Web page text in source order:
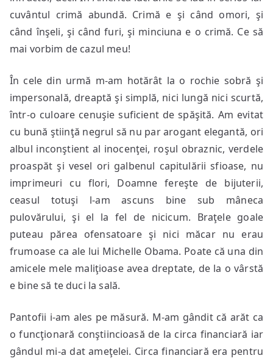
cuvântul crimă abundă. Crimă e şi când omori, şi
când înşeli, şi când furi, şi minciuna e o crimă. Ce să
mai vorbim de cazul meu!
În cele din urmă m-am hotărât la o rochie sobră şi
impersonală, dreaptă şi simplă, nici lungă nici scurtă,
într-o culoare cenuşie suficient de spăşită. Am evitat
cu bună ştiinţă negrul să nu par arogant elegantă, ori
albul inconştient al inocenţei, roşul obraznic, verdele
proaspăt şi vesel ori galbenul capitulării sfioase, nu
imprimeuri cu flori, Doamne fereşte de bijuterii,
ceasul totuşi l-am ascuns bine sub mâneca
pulovărului, şi el la fel de nicicum. Braţele goale
puteau părea ofensatoare şi nici măcar nu erau
frumoase ca ale lui Michelle Obama. Poate că una din
amicele mele maliţioase avea dreptate, de la o vârstă
e bine să te duci la sală.
Pantofii i-am ales pe măsură. M-am gândit că arăt ca
o funcţionară conştiincioasă de la circa financiară iar
gândul mi-a dat ameţelei. Circa financiară era pentru